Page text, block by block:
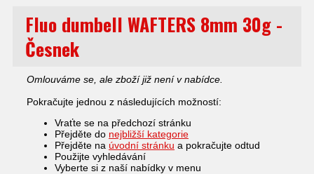
Fluo dumbell WAFTERS 8mm 30g -
Česnek
Omlouváme se, ale zboží již není v nabídce.
Pokračujte jednou z následujících možností:
Vraťte se na předchozí stránku
Přejděte do nejbližší kategorie
Přejděte na úvodní stránku a pokračujte odtud
Použijte vyhledávání
Vyberte si z naší nabídky v menu